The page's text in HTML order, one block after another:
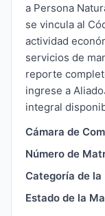
a Persona
se vincula al
actividad
servicios de
reporte
ingrese a
integral
Cámara de
Número de
Categoría de
Estado de la